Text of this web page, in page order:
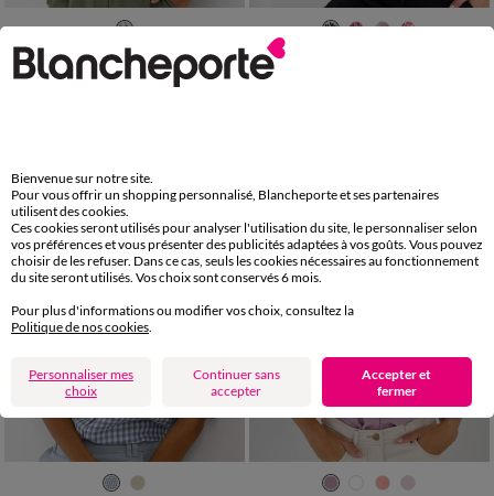
36 38 40 42 44 46 48
50 52 54
Chemisier imprimé coquelicots
36 38 40 42 44 46 48
40 42 44 38 40 42 44
Bienvenue sur notre site.
Pour vous offrir un shopping personnalisé, Blancheporte et ses partenaires
utilisent des cookies.
Ces cookies seront utilisés pour analyser l'utilisation du site, le personnaliser selon
vos préférences et vous présenter des publicités adaptées à vos goûts. Vous pouvez
choisir de les refuser. Dans ce cas, seuls les cookies nécessaires au fonctionnement
du site seront utilisés. Vos choix sont conservés 6 mois.
Pour plus d'informations ou modifier vos choix, consultez la
Politique de nos cookies.
Personnaliser mes
choix
Continuer sans
accepter
Accepter et
fermer